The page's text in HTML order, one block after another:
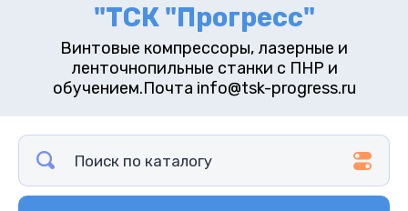
"ТСК "Прогресс"
Винтовые компрессоры, лазерные и
ленточнопильные станки с ПНР и
обучением.Почта info@tsk-progress.ru